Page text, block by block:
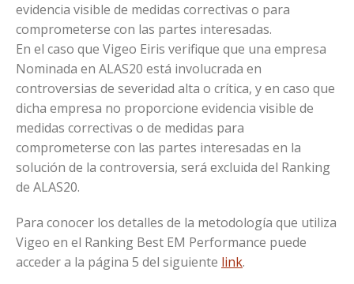
evidencia visible de medidas correctivas o para
comprometerse con las partes interesadas.
En el caso que Vigeo Eiris verifique que una empresa
Nominada en ALAS20 está involucrada en
controversias de severidad alta o crítica, y en caso que
dicha empresa no proporcione evidencia visible de
medidas correctivas o de medidas para
comprometerse con las partes interesadas en la
solución de la controversia, será excluida del Ranking
de ALAS20.
Para conocer los detalles de la metodología que utiliza
Vigeo en el Ranking Best EM Performance puede
acceder a la página 5 del siguiente link.